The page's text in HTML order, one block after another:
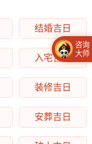
结婚吉日
入宅吉日
装修吉日
安葬吉日
咨询
大师